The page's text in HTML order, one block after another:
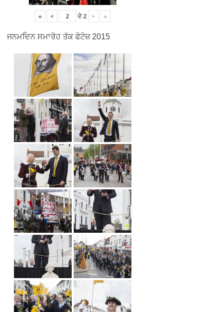
« < ਦੇ2 > »
ਜਨਮਦਿਨ ਸਮਾਰੋਹ ਤੱਕ ਫੋਟੋਜ਼ 2015